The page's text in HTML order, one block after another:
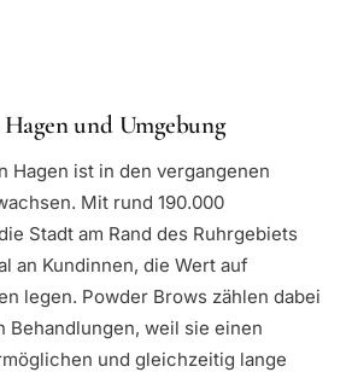
und Umgebung
Hagen ist in den vergangenen
Mit rund 190.000
Stadt am Rand des Ruhrgebiets
an Kundinnen, die Wert auf
legen. Powder Brows zählen dabei
Behandlungen, weil sie einen
und gleichzeitig lange